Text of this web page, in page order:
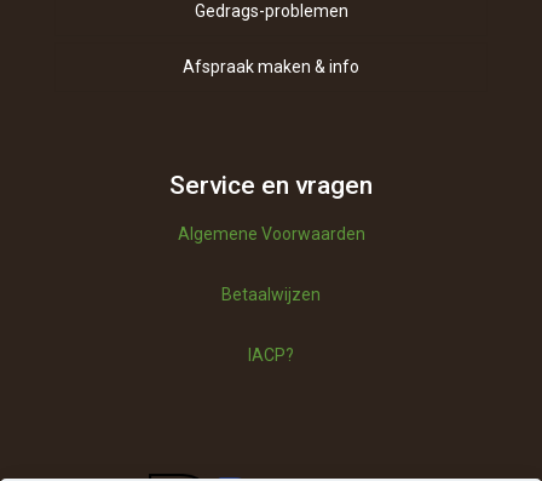
Gedrags-problemen
Afspraak maken & info
Over ons
Vragen
Betaalwijzen
Service en vragen
Algemene Voorwaarden
Betaalwijzen
IACP?